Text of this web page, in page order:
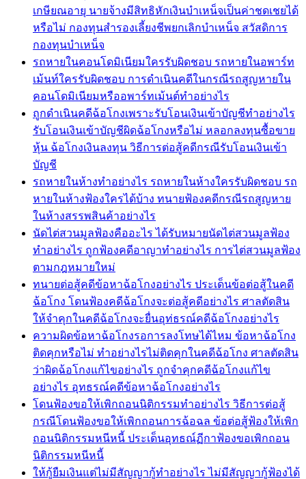
เกษียณอายุ นายจ้างมีสิทธิหักเงินบำเหน็จเป็นค่าชดเชยได้
หรือไม่ กองทุนสำรองเลี้ยงชีพยกเลิกบำเหน็จ สวัสดิการ
กองทุนบำเหน็จ
รถหายในคอนโดมิเนียมใครรับผิดชอบ รถหายในอพาร์ท
เม้นท์ใครรับผิดชอบ การดำเนินคดีในกรณีรถสูญหายใน
คอนโดมิเนียมหรืออพาร์ทเม้นต์ทำอย่างไร
ถูกดำเนินคดีฉ้อโกงเพราะรับโอนเงินเข้าบัญชีทำอย่างไร
รับโอนเงินเข้าบัญชีผิดฉ้อโกงหรือไม่ หลอกลงทุนซื้อขาย
หุ้น ฉ้อโกงเงินลงทุน วิธีการต่อสู้คดีกรณีรับโอนเงินเข้า
บัญชี
รถหายในห้างทำอย่างไร รถหายในห้างใครรับผิดชอบ รถ
หายในห้างฟ้องใครได้บ้าง ทนายฟ้องคดีกรณีรถสูญหาย
ในห้างสรรพสินค้าอย่างไร
นัดไต่สวนมูลฟ้องคืออะไร ได้รับหมายนัดไต่สวนมูลฟ้อง
ทำอย่างไร ถูกฟ้องคดีอาญาทำอย่างไร การไต่สวนมูลฟ้อง
ตามกฎหมายใหม่
ทนายต่อสู้คดีข้อหาฉ้อโกงอย่างไร ประเด็นข้อต่อสู้ในคดี
ฉ้อโกง โดนฟ้องคดีฉ้อโกงจะต่อสู้คดีอย่างไร ศาลตัดสิน
ให้จำคุกในคดีฉ้อโกงจะยื่นอุท่ธรณ์คดีฉ้อโกงอย่างไร
ความผิดข้อหาฉ้อโกงรอการลงโทษได้ไหม ข้อหาฉ้อโกง
ติดคุกหรือไม่ ทำอย่างไรไม่ติดคุกในคดีฉ้อโกง ศาลตัดสิน
ว่าผิดฉ้อโกงแก้ไขอย่างไร ถูกจำคุกคดีฉ้อโกงแก้ไข
อย่างไร อุทธรณ์คดีข้อหาฉ้อโกงอย่างไร
โดนฟ้องขอให้เพิกถอนนิติกรรมทำอย่างไร วิธีการต่อสู้
กรณีโดนฟ้องขอให้เพิกถอนการฉ้อฉล ข้อต่อสู้ฟ้องให้เพิก
ถอนนิติกรรมหนีหนี้ ประเด็นอุทธณ์ฏีกาฟ้องขอเพิกถอน
นิติกรรมหนีหนี้
ให้กู้ยืมเงินแต่ไม่มีสัญญากู้ทำอย่างไร ไม่มีสัญญากู้ฟ้องได้